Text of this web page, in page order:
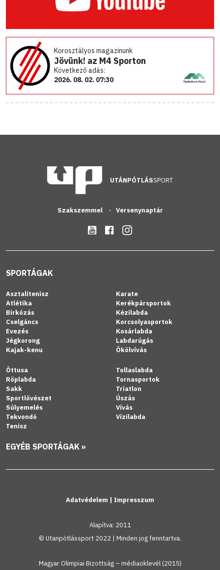
Korosztályos magazinunk
Jövünk! az M4 Sporton
Következő adás:
2026. 08. 02. 07:30
UTÁNPÓTLÁSSPORT
Szakszemmel Versenynaptár
SPORTÁGAK
Asztalitenisz
Atlétika
Birkózás
Cselgáncs
Evezés
Jégkorong
Kajak-kenu
Karate
Kerékpársportok
Kézilabda
Korcsolyasportok
Kosárlabda
Labdarúgás
Ökölvívás
Öttusa
Röplabda
Sakk
Sportlövészet
Súlyemelés
Tekvondó
Tenisz
Tollaslabda
Tornasportok
Triatlon
Úszás
Vívás
Vízilabda
EGYÉB SPORTÁGAK »
Adatvédelem | Impresszum
Alapítva: 2011
© Utanpótlássport 2022 | Minden jog fenntartva.
Magyar Olimpiai Bizottság – médiaoklevél (2015)